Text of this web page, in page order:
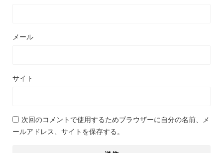
メール
サイト
次回のコメントで使用するためブラウザーに自分の名前、メ
ールアドレス、サイトを保存する。